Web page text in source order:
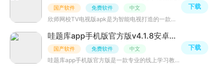
国产软件 免费软件 中文
欣师网校TV电视版apk是为智能电视打造的一款欣师网校电视版APP学习软件，为考证一族提供各类资格证、医师资
下载
哇题库app手机版官方版v4.1.8安卓最新版
国产软件 免费软件 中文
哇题库app手机版官方版是一款专业的线上学习教育软件，专注于注册消防工程师、注册建造师两大类，提供海量题
下载